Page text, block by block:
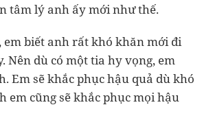
tâm lý anh ấy mới như thế.
em biết anh rất khó khăn mới đi
Nên dù có một tia hy vọng, em
Em sẽ khắc phục hậu quả dù khó
em cũng sẽ khắc phục mọi hậu